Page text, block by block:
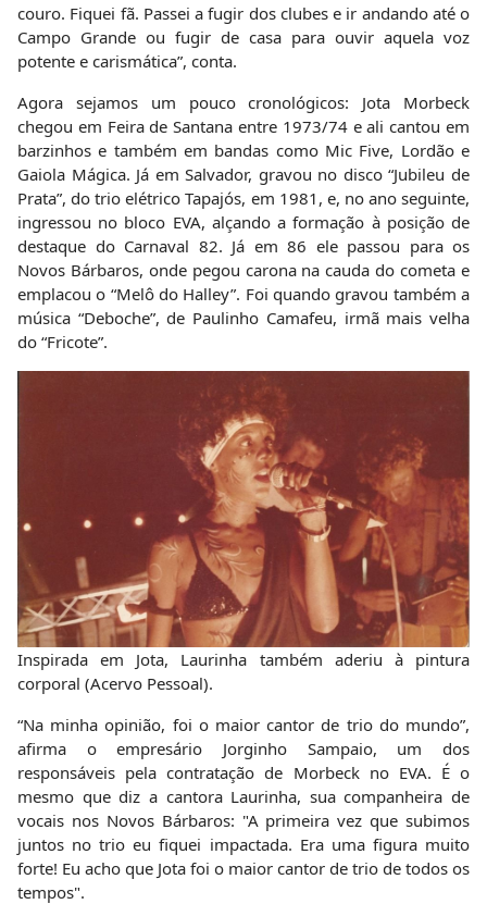
couro. Fiquei fã. Passei a fugir dos clubes e ir andando até o
Campo Grande ou fugir de casa para ouvir aquela voz
potente e carismática”, conta.
Agora sejamos um pouco cronológicos: Jota Morbeck
chegou em Feira de Santana entre 1973/74 e ali cantou em
barzinhos e também em bandas como Mic Five, Lordão e
Gaiola Mágica. Já em Salvador, gravou no disco “Jubileu de
Prata”, do trio elétrico Tapajós, em 1981, e, no ano seguinte,
ingressou no bloco EVA, alçando a formação à posição de
destaque do Carnaval 82. Já em 86 ele passou para os
Novos Bárbaros, onde pegou carona na cauda do cometa e
emplacou o “Melô do Halley”. Foi quando gravou também a
música “Deboche”, de Paulinho Camafeu, irmã mais velha
do “Fricote”.
Inspirada em Jota, Laurinha também aderiu à pintura
corporal (Acervo Pessoal).
“Na minha opinião, foi o maior cantor de trio do mundo”,
afirma o empresário Jorginho Sampaio, um dos
responsáveis pela contratação de Morbeck no EVA. É o
mesmo que diz a cantora Laurinha, sua companheira de
vocais nos Novos Bárbaros: "A primeira vez que subimos
juntos no trio eu fiquei impactada. Era uma figura muito
forte! Eu acho que Jota foi o maior cantor de trio de todos os
tempos".